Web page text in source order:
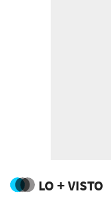
LO + VISTO